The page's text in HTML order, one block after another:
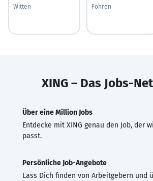
Witten
Föhren
XING – Das Jobs-
Über eine Million Jobs
Entdecke mit XING genau den Job, der
passt.
Persönliche Job-Angebote
Lass Dich finden von Arbeitgebern und